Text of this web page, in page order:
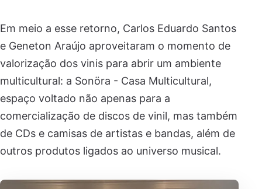
Em meio a esse retorno, Carlos Eduardo Santos
e Geneton Araújo aproveitaram o momento de
valorização dos vinis para abrir um ambiente
multicultural: a Sonöra - Casa Multicultural,
espaço voltado não apenas para a
comercialização de discos de vinil, mas também
de CDs e camisas de artistas e bandas, além de
outros produtos ligados ao universo musical.